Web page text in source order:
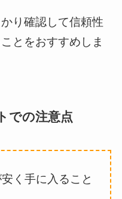
り確認して信頼性
とをおすすめしま
での注意点
く手に入ること